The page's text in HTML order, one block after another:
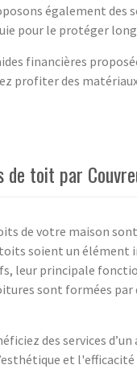
également des
pour le protéger
financières
profiter des
de toit par
de votre maison
toits soient un
leur principale
sont formées par
des services
et